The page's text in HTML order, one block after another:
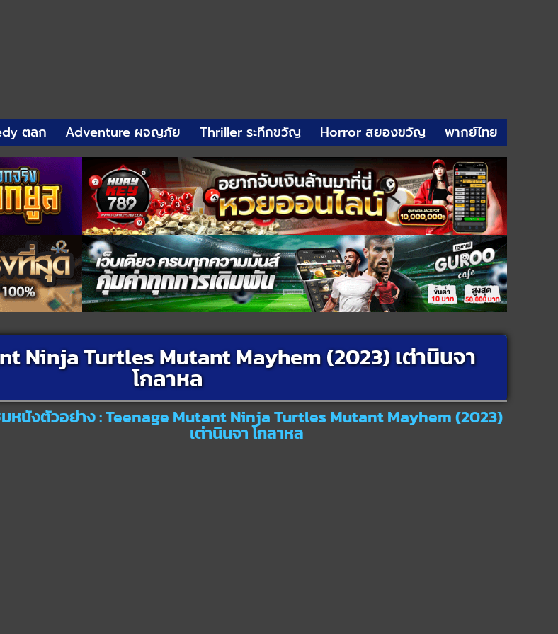
ตลก Adventure ผจญภัย Thriller ระทึกขวัญ Horror สยองขวัญ พากย์ไทย
Ninja Turtles Mutant Mayhem (2023) เต่านินจา
โกลาหล
หนังตัวอย่าง : Teenage Mutant Ninja Turtles Mutant Mayhem (2023)
เต่านินจา โกลาหล